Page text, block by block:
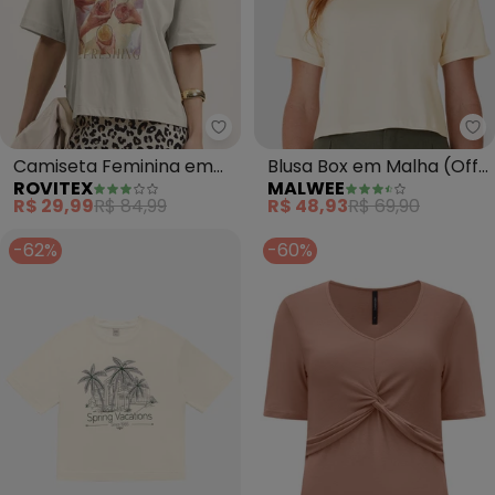
Rovitex - Camiseta Feminina
Camiseta Feminina em
Meia Malha (Bege)
ROVITEX
R$ 29,99R$ 84,99
Blusa Box em Malha (Off
White)
MALWEE
R$ 48,93R$ 69,90
-62%
-60%